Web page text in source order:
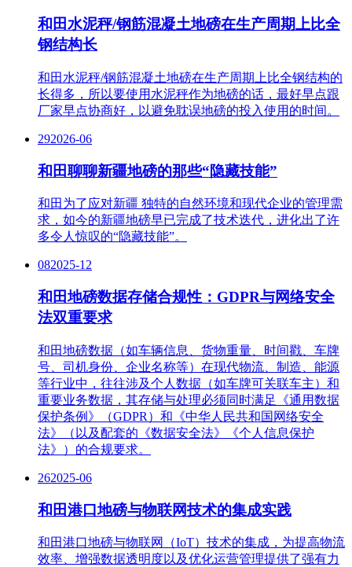
和田水泥秤/钢筋混凝土地磅在生产周期上比全
钢结构长
和田水泥秤/钢筋混凝土地磅在生产周期上比全钢结构的
长得多，所以要使用水泥秤作为地磅的话，最好早点跟
厂家早点协商好，以避免耽误地磅的投入使用的时间。
292026-06
和田聊聊新疆地磅的那些“隐藏技能”
和田为了应对新疆 独特的自然环境和现代企业的管理需
求，如今的新疆地磅早已完成了技术迭代，进化出了许
多令人惊叹的“隐藏技能”。
082025-12
和田地磅数据存储合规性：GDPR与网络安全
法双重要求
和田地磅数据（如车辆信息、货物重量、时间戳、车牌
号、司机身份、企业名称等）在现代物流、制造、能源
等行业中，往往涉及个人数据（如车牌可关联车主）和
重要业务数据，其存储与处理必须同时满足《通用数据
保护条例》（GDPR）和《中华人民共和国网络安全
法》（以及配套的《数据安全法》《个人信息保护
法》）的合规要求。
262025-06
和田港口地磅与物联网技术的集成实践
和田港口地磅与物联网（IoT）技术的集成，为提高物流
效率、增强数据透明度以及优化运营管理提供了强有力